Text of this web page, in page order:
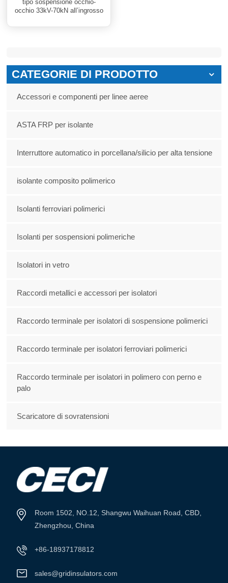
tipo sospensione occhio-
occhio 33kV-70kN all’ingrosso
CATEGORIE DI PRODOTTO
Accessori e componenti per linee aeree
ASTA FRP per isolante
Interruttore automatico in porcellana/silicio per alta tensione
isolante composito polimerico
Isolanti ferroviari polimerici
Isolanti per sospensioni polimeriche
Isolatori in vetro
Raccordi metallici e accessori per isolatori
Raccordo terminale per isolatori di sospensione polimerici
Raccordo terminale per isolatori ferroviari polimerici
Raccordo terminale per isolatori in polimero con perno e
palo
Scaricatore di sovratensioni
Room 1502, NO.12, Shangwu Waihuan Road, CBD,
Zhengzhou, China
+86-18937178812
sales@gridinsulators.com